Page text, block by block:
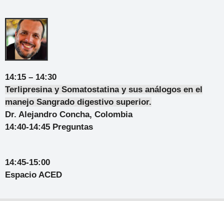
14:15 – 14:30
Terlipresina y Somatostatina y sus análogos en el
manejo Sangrado digestivo superior.
Dr. Alejandro Concha, Colombia
14:40-14:45 Preguntas
14:45-15:00
Espacio ACED